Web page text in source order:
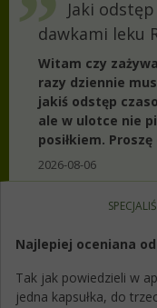
Jaki
dawkami leku
Witam czy
razy dziennie
jakiś odstęp
ale w ulotce nie
posiłkiem. Proszę
2026-08-06
Najlepiej oceniana
Tak jak powiedzieli w
jedna kapsułka, do